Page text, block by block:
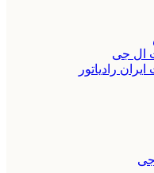
ال جی
رادیاتور
جی